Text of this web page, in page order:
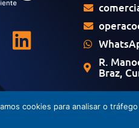
R.
Braz,
cookies para analisar o